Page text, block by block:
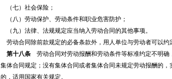
（七）社会保险；
（八）劳动保护、劳动条件和职业危害防护；
（九）法律、法规规定应当纳入劳动合同的其他事项。
劳动合同除前款规定的必备条款外，用人单位与劳动者可以约
第十八条 劳动合同对劳动报酬和劳动条件等标准约定不明确
集体合同规定；没有集体合同或者集体合同未规定劳动报酬的
的，适用国家有关规定。